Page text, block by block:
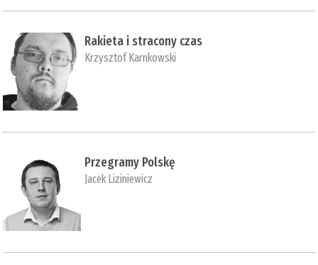
Rakieta i stracony czas
Krzysztof Karnkowski
Przegramy Polskę
Jacek Liziniewicz